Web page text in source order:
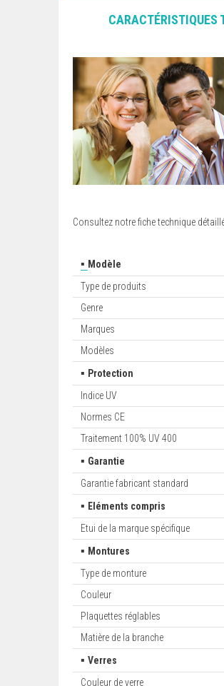
CARACTÉRISTIQUES
Consultez notre fiche technique
▪ Modèle
Type de produits
Genre
Marques
Modèles
▪ Protection
Indice UV
Normes CE
Traitement 100% UV 400
▪ Garantie
Garantie fabricant standard
▪ Eléments compris
Etui de la marque spécifique
▪ Montures
Type de monture
Couleur
Plaquettes réglables
Matière de la branche
▪Verres
Couleur de verre